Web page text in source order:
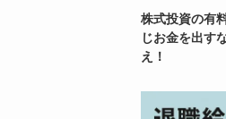
株式投資の有
じお金を出す
え！